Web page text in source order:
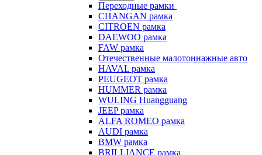
Переходные рамки
CHANGAN рамка
CITROEN рамка
DAEWOO рамка
FAW рамка
Отечественные малотоннажные авто
HAVAL рамка
PEUGEOT рамка
HUMMER рамка
WULING Huangguang
JEEP рамка
ALFA ROMEO рамка
AUDI рамка
BMW рамка
BRILLIANCE рамка